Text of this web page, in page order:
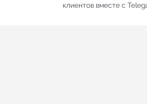
клиентов вместе с